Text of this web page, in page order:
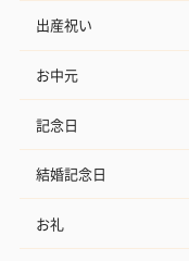
出産祝い
お中元
記念日
結婚記念日
お礼